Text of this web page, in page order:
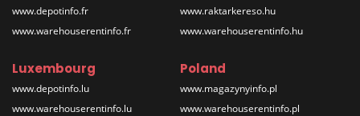
www.depotinfo.fr
www.warehouserentinfo.fr
www.raktarkereso.hu
www.warehouserentinfo.hu
Luxembourg
www.depotinfo.lu
www.warehouserentinfo.lu
Poland
www.magazynyinfo.pl
www.warehouserentinfo.pl